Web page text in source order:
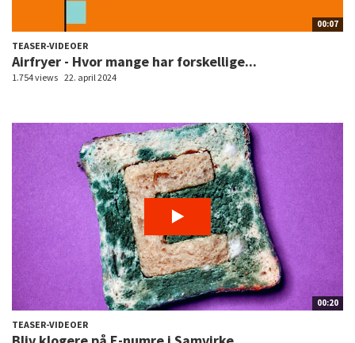
00:07
TEASER-VIDEOER
Airfryer - Hvor mange har forskellige...
1.754 views 22. april 2024
00:20
TEASER-VIDEOER